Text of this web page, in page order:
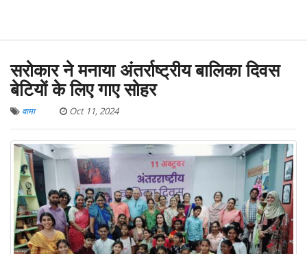
सरोकार ने मनाया अंतर्राष्ट्रीय बालिका दिवस
बेटियों के लिए गाए सोहर
वामा Oct 11, 2024